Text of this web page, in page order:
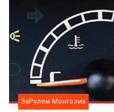
ЗаРулем Монголиа